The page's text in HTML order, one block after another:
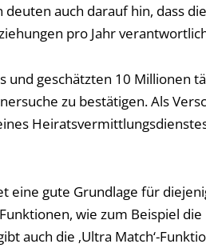
auch darauf hin, dass
pro Jahr
und geschätzten 10 Millionen
zu bestätigen. Als
eine gute Grundlage für
wie zum Beispiel
auch die ‚Ultra Match‘-